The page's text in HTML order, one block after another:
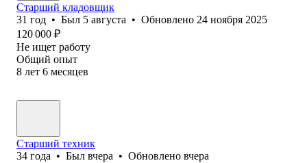
Старший кладовщик
31 год • Был 5 августа • Обновлено 24 ноября 2025
120 000 ₽
Не ищет работу
Общий опыт
8 лет 6 месяцев
Старший техник
34 года • Был вчера • Обновлено вчера